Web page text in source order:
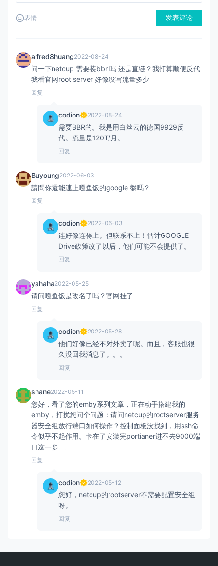
表情 发表评论
alfred8huang2022-08-24
问一下netcup 需要装bbr 吗 还是直链？我打算顺便反代
我看官网root server 好像没写流量多少
回复
codion 2022-08-24
需要BBR的。我是用白丝云的德国9929反
代。流量是120T/月。
回复
Buyoung2022-06-03
請問你還能連上嘎鱼饭的google 盤嗎？
回复
codion 2022-06-03
连好像连得上。但联系不上！估计GOOGLE
Drive政策改了以后，他们可能不会提供了。
回复
yahaha2022-05-25
请问嘎鱼饭是改名了吗？官网挂了
回复
codion 2022-05-28
他们好像已经不对外卖了呢。而且，客服也很
久没回我消息了。。。
回复
shane2022-05-11
您好，看了您的emby系列文章，正在动手搭建我的
emby，打扰您问个问题：请问netcup的rootserver服务
器安全组放行端口如何操作？控制面板没找到，用ssh命
令似乎不起作用。卡在了安装完portianer进不去9000端
口这一步……
回复
codion 2022-05-12
您好，netcup的rootserver不需要配置安全组
呀。
回复